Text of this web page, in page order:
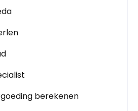
berekenen